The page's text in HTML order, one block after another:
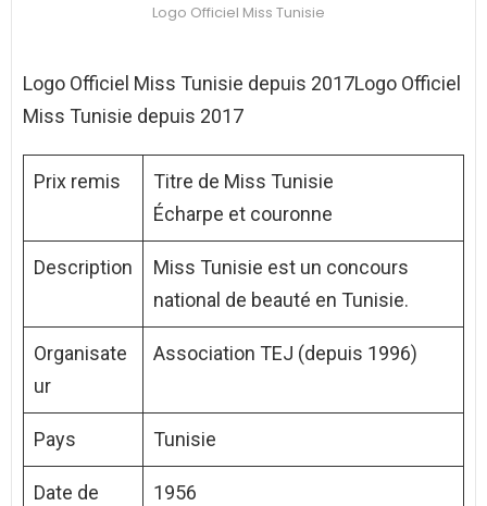
Logo Officiel Miss Tunisie
Logo Officiel Miss Tunisie depuis 2017Logo Officiel
Miss Tunisie depuis 2017
Prix remis
Titre de Miss Tunisie
Écharpe et couronne
Description
Miss Tunisie est un concours
national de beauté en Tunisie.
Organisate
ur
Association TEJ (depuis 1996)
Pays Tunisie
Date de
1956